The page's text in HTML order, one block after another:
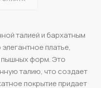
талией и бархатным
платье,
форм. Это
талию, что создает
покрытие придает